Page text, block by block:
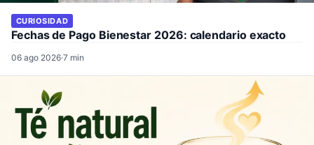
CURIOSIDAD
Fechas de Pago Bienestar 2026: calendario exacto
06 ago 2026·7 min